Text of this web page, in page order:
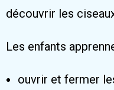
découvrir les
Les enfants
ouvrir et fermer